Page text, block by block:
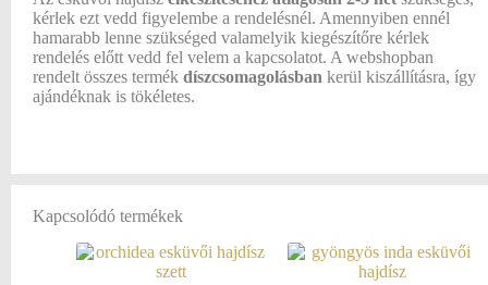
kérlek ezt vedd figyelembe a rendelésnél. Amennyiben ennél
hamarabb lenne szükséged valamelyik kiegészítőre kérlek
rendelés előtt vedd fel velem a kapcsolatot. A webshopban
rendelt összes termék díszcsomagolásban kerül kiszállításra, így
ajándéknak is tökéletes.
Kapcsolódó termékek